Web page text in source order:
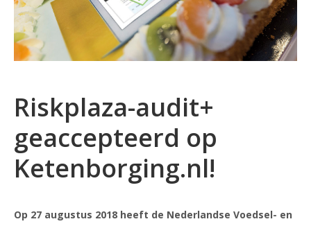
Riskplaza-audit+
geaccepteerd op
Ketenborging.nl!
Op 27 augustus 2018 heeft de Nederlandse Voedsel- en